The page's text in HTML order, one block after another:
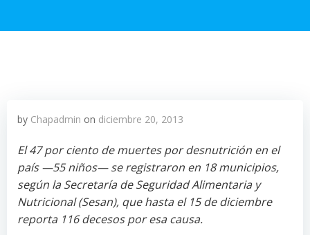
by Chapadmin on diciembre 20, 2013
El 47 por ciento de muertes por desnutrición en el
país —55 niños— se registraron en 18 municipios,
según la Secretaría de Seguridad Alimentaria y
Nutricional (Sesan), que hasta el 15 de diciembre
reporta 116 decesos por esa causa.